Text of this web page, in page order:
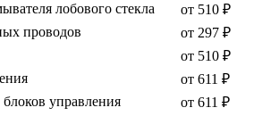
лобового стекла
от 510 ₽
проводов
от 297 ₽
от 510 ₽
от 611 ₽
управления
от 611 ₽